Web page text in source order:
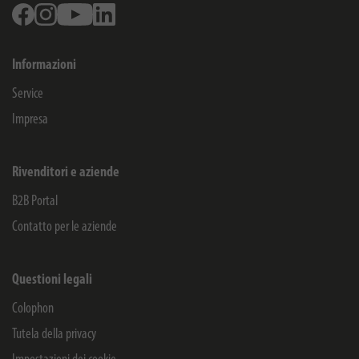
FacebookInstagramYoutube
Informazioni
Service
Impresa
Rivenditori e aziende
B2B Portal
Contatto per le aziende
Questioni legali
Colophon
Tutela della privacy